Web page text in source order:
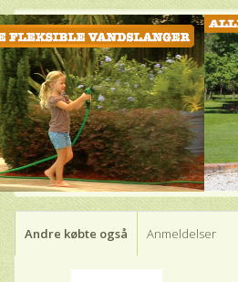
Andre købte også Anmeldelser